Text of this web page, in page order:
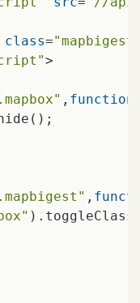
class=
>
, function
,